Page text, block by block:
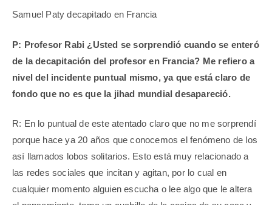
Samuel Paty decapitado en Francia
P: Profesor Rabi ¿Usted se sorprendió cuando se enteró
de la decapitación del profesor en Francia? Me refiero a
nivel del incidente puntual mismo, ya que está claro de
fondo que no es que la jihad mundial desapareció.
R: En lo puntual de este atentado claro que no me sorprendí
porque hace ya 20 años que conocemos el fenómeno de los
así llamados lobos solitarios. Esto está muy relacionado a
las redes sociales que incitan y agitan, por lo cual en
cualquier momento alguien escucha o lee algo que le altera